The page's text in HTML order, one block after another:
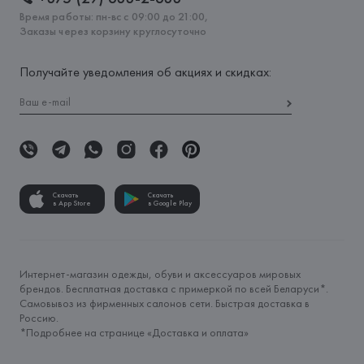
Время работы: пн-вс с 09:00 до 21:00,
Заказы через корзину круглосуточно
Получайте уведомления об акциях и скидках:
Скачать
в App Store
Скачать
в Google Play
Интернет-магазин одежды, обуви и аксессуаров мировых
брендов. Бесплатная доставка с примеркой по всей Беларуси*.
Самовывоз из фирменных салонов сети. Быстрая доставка в
Россию.
*Подробнее на странице «Доставка и оплата»